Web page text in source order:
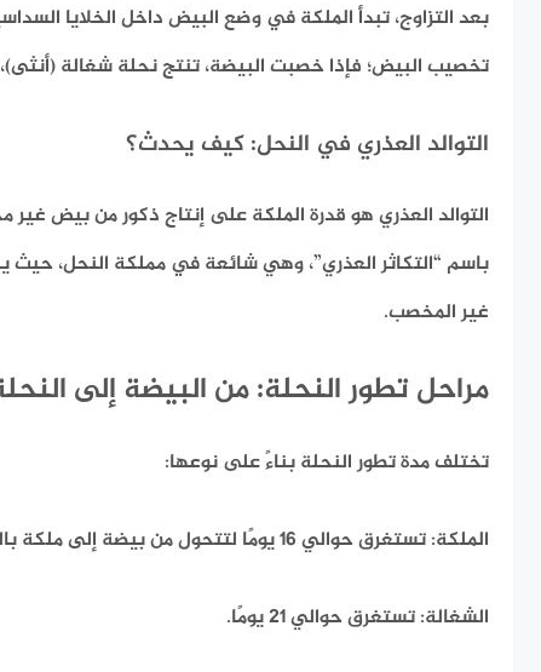
بعد التزاوج، تبدأ الملكة في وضع البيض داخل الخلايا
تخصيب البيض؛ فإذا خصبت البيضة، تنتج نحلة شغالة
التوالد العذري في النحل: كيف يحدث؟
التوالد العذري هو قدرة الملكة على إنتاج ذكور من بيض
باسم “التكاثر العذري”، وهي شائعة في مملكة النحل، حيث
غير المخصب.
مراحل تطور النحلة: من البيضة إلى
تختلف مدة تطور النحلة بناءً على نوعها:
الملكة:تستغرق حوالي 16 يومًا لتتحول من بيضة إلى ملكة بالغة.
الشغالة:تستغرق حوالي 21 يومًا.